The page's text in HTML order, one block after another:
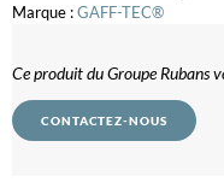
Marque :GAFF-TEC®
Ce produit du Groupe Rubans
CONTACTEZ-NOUS